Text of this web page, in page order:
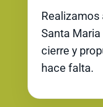
Realizamos
Santa
cierre y
hace falta.